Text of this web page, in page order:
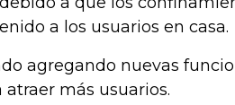
a los usuarios en casa.
agregando nuevas
más usuarios.